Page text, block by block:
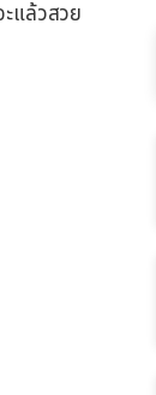
แล้วสวย